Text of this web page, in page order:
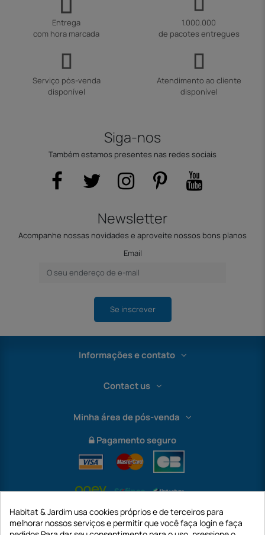
Entrega
com hora marcada
1.000.000
de pacotes entregues
Serviço pós-venda
disponível
Atendimento ao cliente
disponível
Siga-nos
Também estamos presentes nas redes sociais
Newsletter
Acompanhe nossas novidades e aproveite nossos bons planos
Email
Se inscrever
Informações e contato
Contact us
Minha área de pós-venda
Pagamento seguro
Habitat & Jardim usa cookies próprios e de terceiros para
melhorar nossos serviços e permitir que você faça login e faça